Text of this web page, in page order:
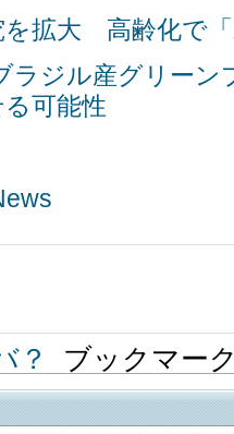
を拡大 高齢化で
ラジル産グリーン
可能性
？ ブックマー